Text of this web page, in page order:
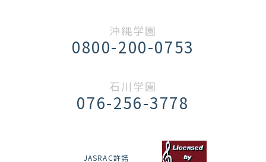
沖縄学園
0800-200-0753
石川学園
076-256-3778
JASRAC許諾